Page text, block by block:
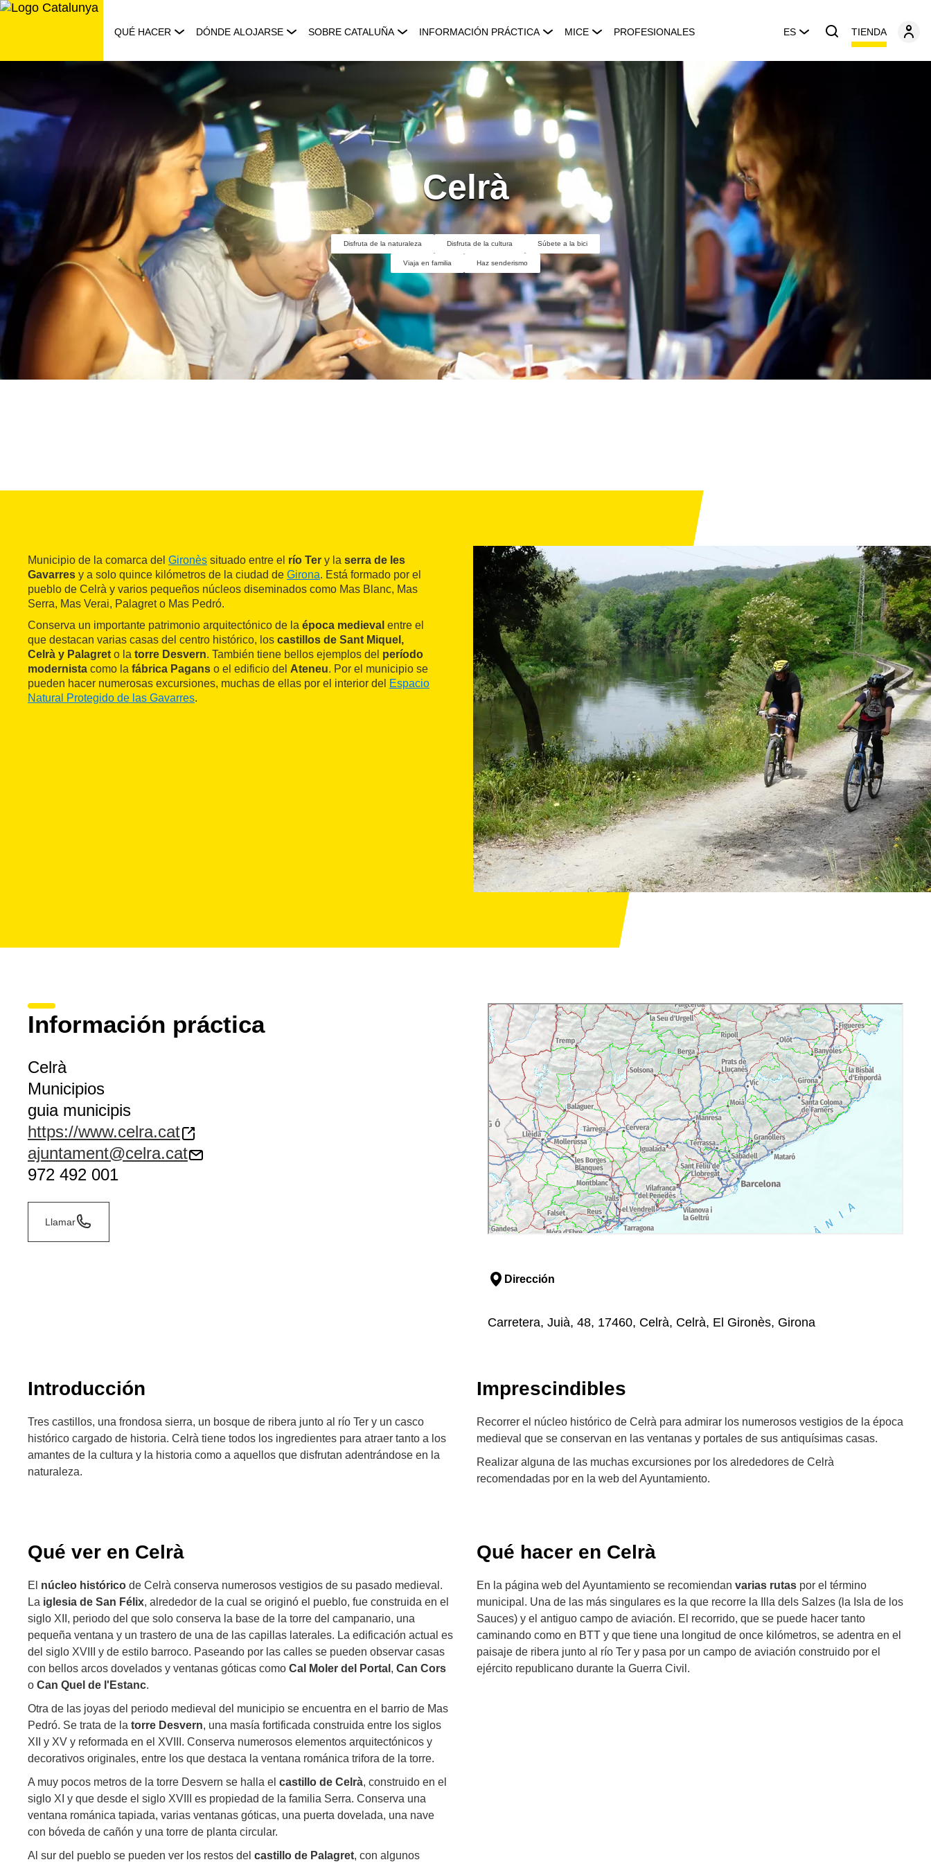
Saltar
QUÉ HACER DÓNDE ALOJARSE SOBRE CATALUÑA INFORMACIÓN PRÁCTICA MICE PROFESIONALES ES TIENDA
Celrà
Disfruta de la naturaleza Disfruta de la cultura Súbete a la bici
Viaja en familia Haz senderismo
Municipio de la comarca del Gironès situado entre el río Ter y la serra de les
Gavarres y a solo quince kilómetros de la ciudad de Girona. Está formado por el
pueblo de Celrà y varios pequeños núcleos diseminados como Mas Blanc, Mas
Serra, Mas Verai, Palagret o Mas Pedró.
Conserva un importante patrimonio arquitectónico de la época medieval entre el
que destacan varias casas del centro histórico, los castillos de Sant Miquel,
Celrà y Palagret o la torre Desvern. También tiene bellos ejemplos del período
modernista como la fábrica Pagans o el edificio del Ateneu. Por el municipio se
pueden hacer numerosas excursiones, muchas de ellas por el interior del Espacio
Natural Protegido de las Gavarres.
Información práctica
Celrà
Municipios
guia municipis
https://www.celra.cat
ajuntament@celra.cat
972 492 001
Llamar
Dirección
Carretera, Juià, 48, 17460, Celrà, Celrà, El Gironès, Girona
Introducción
Tres castillos, una frondosa sierra, un bosque de ribera junto al río Ter y un casco
histórico cargado de historia. Celrà tiene todos los ingredientes para atraer tanto a los
amantes de la cultura y la historia como a aquellos que disfrutan adentrándose en la
naturaleza.
Imprescindibles
Recorrer el núcleo histórico de Celrà para admirar los numerosos vestigios de la época
medieval que se conservan en las ventanas y portales de sus antiquísimas casas.
Realizar alguna de las muchas excursiones por los alrededores de Celrà
recomendadas por en la web del Ayuntamiento.
Qué ver en Celrà
El núcleo histórico de Celrà conserva numerosos vestigios de su pasado medieval.
La iglesia de San Félix, alrededor de la cual se originó el pueblo, fue construida en el
siglo XII, periodo del que solo conserva la base de la torre del campanario, una
pequeña ventana y un trastero de una de las capillas laterales. La edificación actual es
del siglo XVIII y de estilo barroco. Paseando por las calles se pueden observar casas
con bellos arcos dovelados y ventanas góticas como Cal Moler del Portal , Can Cors
o Can Quel de l'Estanc.
Otra de las joyas del periodo medieval del municipio se encuentra en el barrio de Mas
Pedró. Se trata de la torre Desvern, una masía fortificada construida entre los siglos
XII y XV y reformada en el XVIII. Conserva numerosos elementos arquitectónicos y
decorativos originales, entre los que destaca la ventana románica trifora de la torre.
A muy pocos metros de la torre Desvern se halla el castillo de Celrà, construido en el
siglo XI y que desde el siglo XVIII es propiedad de la familia Serra. Conserva una
ventana románica tapiada, varias ventanas góticas, una puerta dovelada, una nave
con bóveda de cañón y una torre de planta circular.
Al sur del pueblo se pueden ver los restos del castillo de Palagret, con algunos
Qué hacer en Celrà
En la página web del Ayuntamiento se recomiendan varias rutas por el término
municipal. Una de las más singulares es la que recorre la Illa dels Salzes (la Isla de los
Sauces) y el antiguo campo de aviación. El recorrido, que se puede hacer tanto
caminando como en BTT y que tiene una longitud de once kilómetros, se adentra en el
paisaje de ribera junto al río Ter y pasa por un campo de aviación construido por el
ejército republicano durante la Guerra Civil.